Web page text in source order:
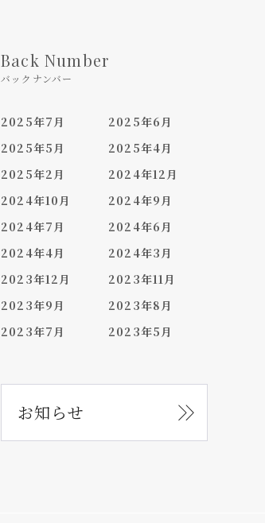
Back Number
バックナンバー
2025年7月
2025年6月
2025年5月
2025年4月
2025年2月
2024年12月
2024年10月
2024年9月
2024年7月
2024年6月
2024年4月
2024年3月
2023年12月
2023年11月
2023年9月
2023年8月
2023年7月
2023年5月
お知らせ